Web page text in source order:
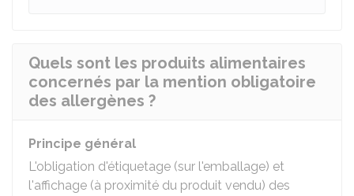
Quels sont les produits alimentaires
concernés par la mention obligatoire
des allergènes ?
Principe général
L'obligation d'étiquetage (sur l'emballage) et
l'affichage (à proximité du produit vendu) des